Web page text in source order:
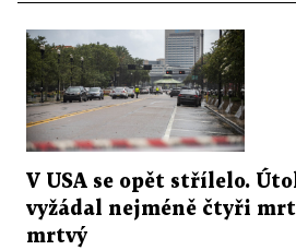
V USA se opět střílelo.
vyžádal nejméně čtyři
mrtvý